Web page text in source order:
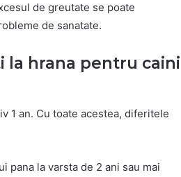
de greutate se poate
de sanatate.
hrana pentru caini
1 an. Cu toate acestea, diferitele
pana la varsta de 2 ani sau mai